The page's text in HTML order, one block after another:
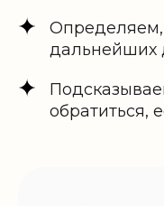
Определяем,
дальнейших
обратиться,